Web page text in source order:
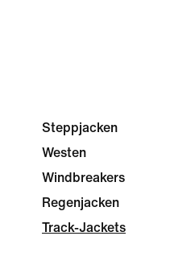
Steppjacken
Westen
Windbreakers
Regenjacken
Track-Jackets